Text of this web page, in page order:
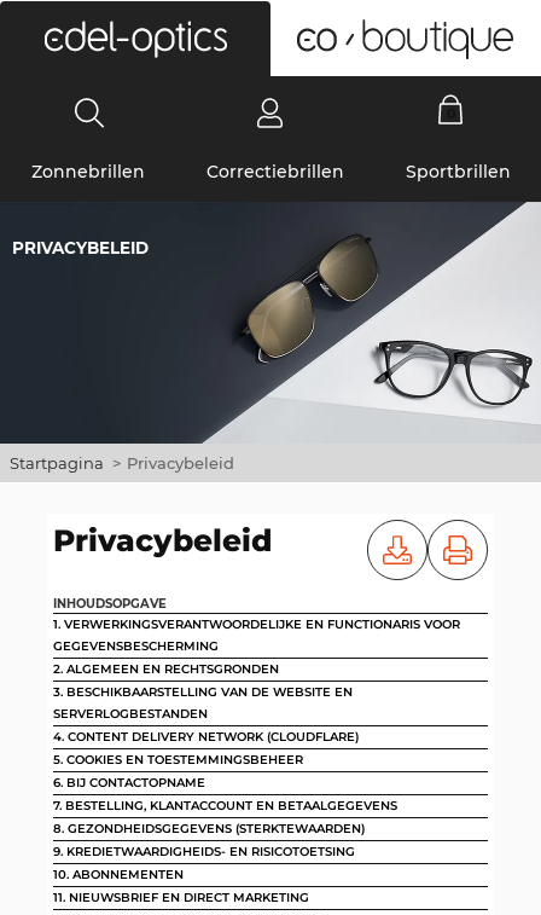
Zonnebrillen Correctiebrillen Sportbrillen
PRIVACYBELEID
Startpagina > Privacybeleid
Privacybeleid
INHOUDSOPGAVE
1. VERWERKINGSVERANTWOORDELIJKE EN FUNCTIONARIS VOOR
GEGEVENSBESCHERMING
2. ALGEMEEN EN RECHTSGRONDEN
3. BESCHIKBAARSTELLING VAN DE WEBSITE EN
SERVERLOGBESTANDEN
4. CONTENT DELIVERY NETWORK (CLOUDFLARE)
5. COOKIES EN TOESTEMMINGSBEHEER
6. BIJ CONTACTOPNAME
7. BESTELLING, KLANTACCOUNT EN BETAALGEGEVENS
8. GEZONDHEIDSGEGEVENS (STERKTEWAARDEN)
9. KREDIETWAARDIGHEIDS- EN RISICOTOETSING
10. ABONNEMENTEN
11. NIEUWSBRIEF EN DIRECT MARKETING